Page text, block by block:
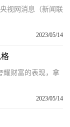
视网消息（新闻联
2023/05/14
耀财富的表现，拿
2023/05/14